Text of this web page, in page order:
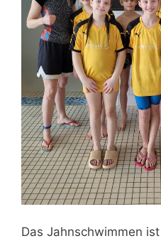
Das Jahnschwimmen